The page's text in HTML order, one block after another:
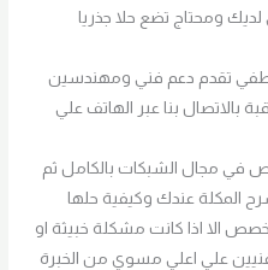
ومحتاج تضع حلا جذريا
تقدم دعم فني ومهندسين
بالاتصال بنا عبر الهاتف علي
مجال الشبكات بالكامل ثم
المكلة عندك وكيفية حلها
الا اذا كانت مشكلة خبيثة او
علي اعلي مسوي من الخبرة